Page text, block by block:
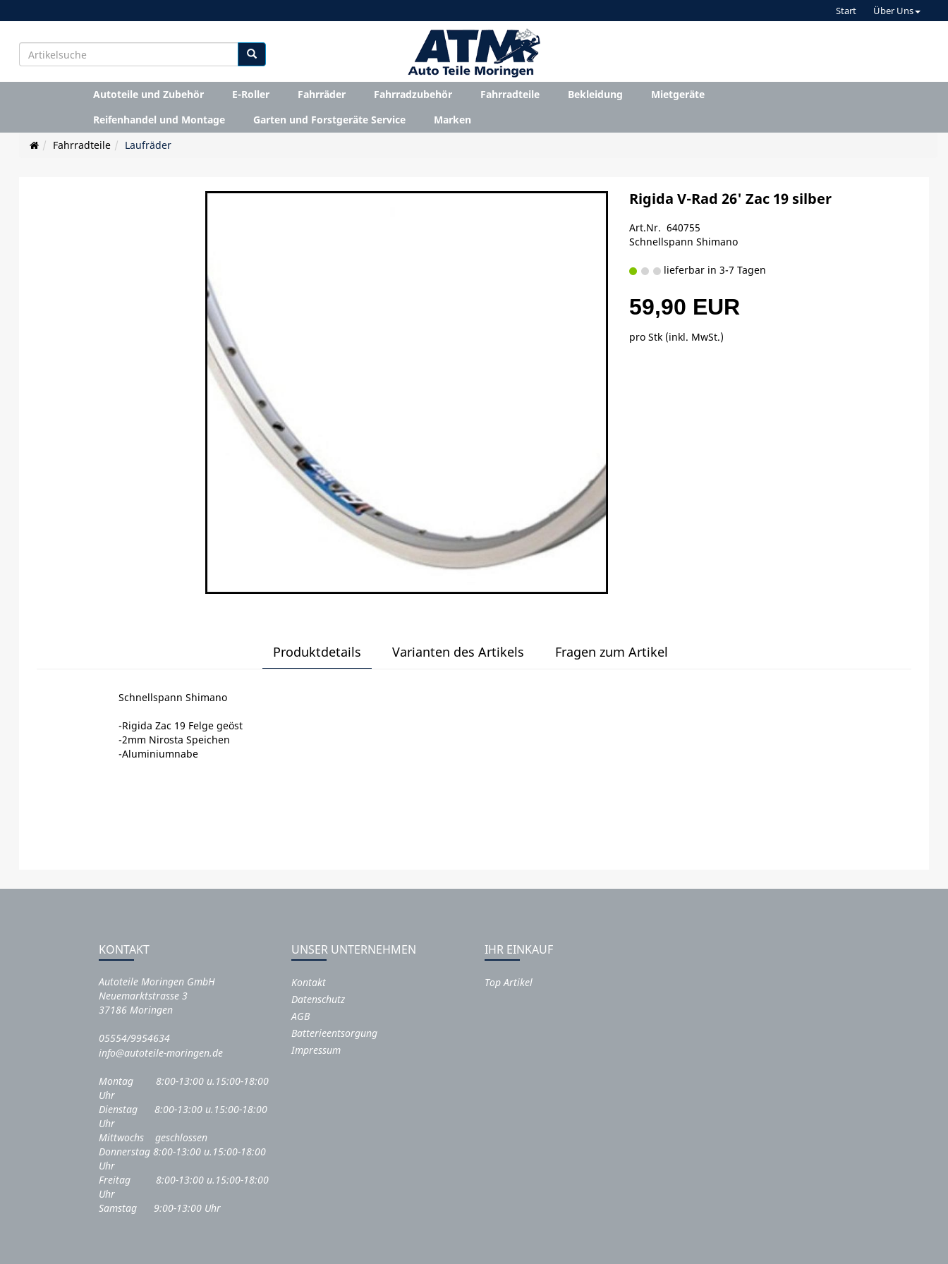
Start Über Uns
Autoteile und Zubehör E-Roller Fahrräder Fahrradzubehör Fahrradteile Bekleidung
Mietgeräte
Reifenhandel und Montage
Garten und Forstgeräte Service
Marken
Fahrradteile
Laufräder
Rigida V-Rad 26' Zac 19 silber
Art.Nr. 640755
Schnellspann Shimano
lieferbar in 3-7 Tagen
59,90 EUR
pro Stk (inkl. MwSt.)
Produktdetails Varianten des Artikels Fragen zum Artikel
Schnellspann Shimano
-Rigida Zac 19 Felge geöst
-2mm Nirosta Speichen
-Aluminiumnabe
KONTAKT
Autoteile Moringen GmbH
Neuemarktstrasse 3
37186 Moringen
05554/9954634
info@autoteile-moringen.de
Montag 8:00-13:00 u.15:00-18:00
Uhr
Dienstag 8:00-13:00 u.15:00-18:00
Uhr
Mittwochs geschlossen
Donnerstag 8:00-13:00 u.15:00-18:00
Uhr
Freitag 8:00-13:00 u.15:00-18:00
Uhr
Samstag 9:00-13:00 Uhr
UNSER UNTERNEHMEN
Kontakt
Datenschutz
AGB
Batterieentsorgung
Impressum
IHR EINKAUF
Top Artikel